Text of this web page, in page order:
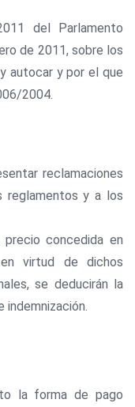
del Parlamento
de 2011, sobre los
autocar y por el que
2004.
reclamaciones
reglamentos y a los
concedida en
virtud de dichos
se deducirán la
indemnización.
la forma de pago